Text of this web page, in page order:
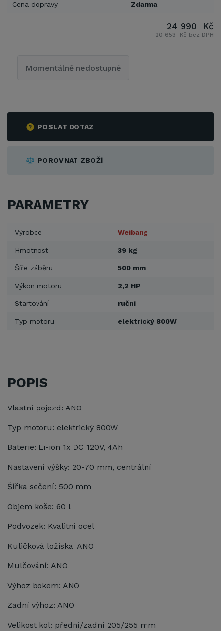
Cena dopravy Zdarma
POSLAT DOTAZ
POROVNAT ZBOŽÍ
24 990 Kč
20 653 Kč bez DPH
Momentálně nedostupné
PARAMETRY
Výrobce Weibang
Hmotnost 39 kg
Šíře záběru 500 mm
Výkon motoru 2,2 HP
Startování ruční
Typ motoru elektrický 800W
POPIS
Vlastní pojezd: ANO
Typ motoru: elektrický 800W
Baterie: Li-ion 1x DC 120V, 4Ah
Nastavení výšky: 20-70 mm, centrální
Šířka sečení: 500 mm
Objem koše: 60 l
Podvozek: Kvalitní ocel
Kuličková ložiska: ANO
Mulčování: ANO
Výhoz bokem: ANO
Zadní výhoz: ANO
Velikost kol: přední/zadní 205/255 mm